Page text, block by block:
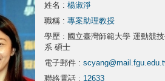
姓名 : 楊淑淨
職稱 : 專案助理教授
學歷 : 國立臺灣師範大學 運動競
系 碩士
電子郵件 :
聯絡電話 : 12633